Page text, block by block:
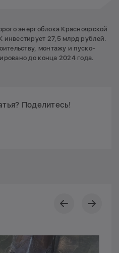
энергоблока Красноярской
27,5 млрд рублей.
монтажу и пуско-
до конца 2024 года.
Поделитесь!